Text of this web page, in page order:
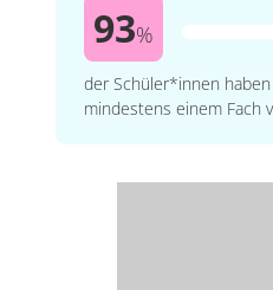
93%
der Schüler*innen
mindestens einem Fach